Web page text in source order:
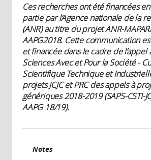
Ces recherches ont été financées
partie par l’Agence nationale de la
(ANR) au titre du projet ANR-
AAPG2018. Cette communication
et financée dans le cadre de l’appel
Sciences Avec et Pour la Société -
Scientifique Technique et
projets JCJC et PRC des appels à
génériques 2018-2019 (SAPS-CSTI-
AAPG 18/19).
Notes